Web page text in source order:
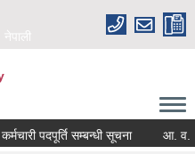
नेपाली
पदपूर्ति सम्बन्धी सूचना आ. व.